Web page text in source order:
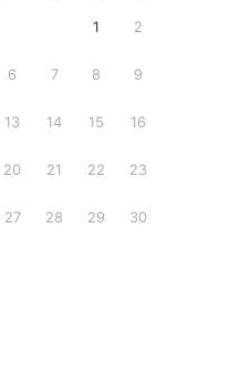
1 2
6 7 8 9
13 14 15 16
20 21 22 23
27 28 29 30